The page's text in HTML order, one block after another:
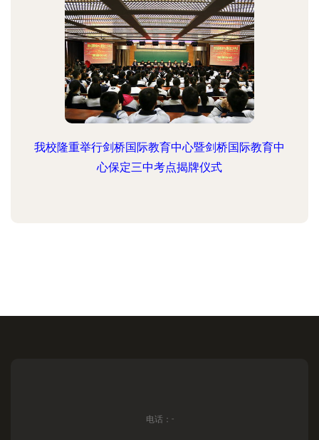
我校隆重举行剑桥国际教育中心暨剑桥国际教育中
心保定三中考点揭牌仪式
电话：-